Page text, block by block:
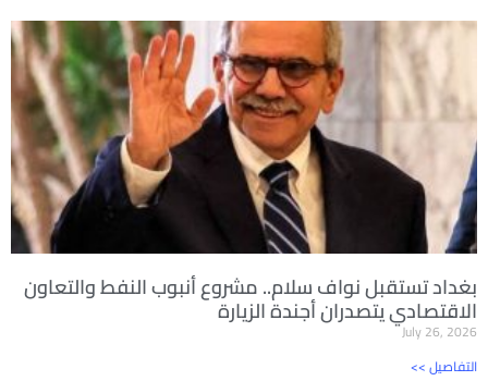
بغداد تستقبل نواف سلام.. مشروع أنبوب النفط والتعاون
الاقتصادي يتصدران أجندة الزيارة
July 26, 2026
<< التفاصيل